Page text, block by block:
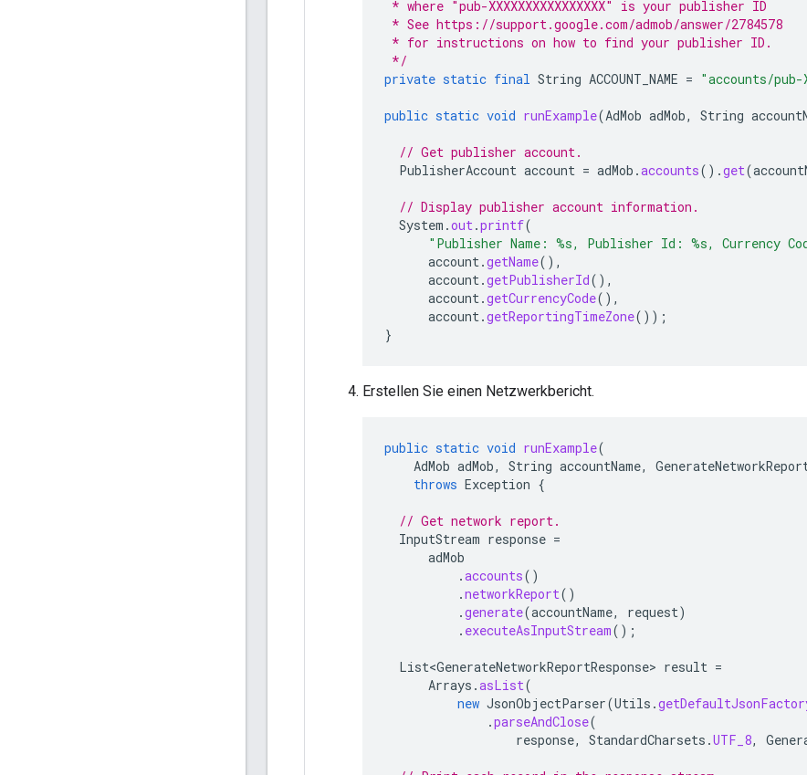
* where "pub-XXXXXXXXXXXXXXXX" is your publisher ID
* See https://support.google.com/admob/answer/2784578
* for instructions on how to find your publisher ID.
*/
private static final String ACCOUNT_NAME = "accounts/pub-
public static void runExample(AdMob adMob, String
// Get publisher account.
PublisherAccount account = adMob .accounts().get(
// Display publisher account information.
System .out.printf(
"Publisher Name: %s, Publisher Id: %s, Currency
account.getName(),
account.getPublisherId(),
account.getCurrencyCode(),
account.getReportingTimeZone());
}
Erstellen Sie einen Netzwerkbericht.
public static void runExample(
AdMob adMob, String accountName,
throws Exception {
// Get network report.
InputStream response =
adMob
.accounts()
.networkReport()
.generate(accountName, request)
. executeAsInputStream();
List<GenerateNetworkReportResponse> result =
Arrays .asList(
new JsonObjectParser(Utils .
.parseAndClose(
response, StandardCharsets .UTF_8,